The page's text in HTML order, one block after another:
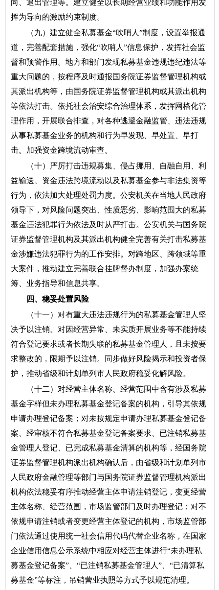
向、退出管理等。建立健全以长期经营业绩和功能作用发
挥为导向的激励约束制度。
（九）建立健全私募基金“吹哨人”制度，设置举报通
道，完善配套措施，强化“吹哨人”信息保护，发挥社会监
督和预警作用。地方和部门发现私募基金违规违纪违法等
重大问题的，按程序及时通报国务院证券监督管理机构或
其派出机构等，由国务院证券监督管理机构或其派出机构
等依法打击。依托社会治安综合治理体系，发挥网格化管
理作用，开展联合排查，对各种逃避金融监管、违法违规
从事私募基金业务的机构和行为早发现、早处置、早打
击。加强资金跨境流动审查。
（十）严厉打击违规募集、侵占挪用、自融自用、利
益输送、资金违法跨境流动以及私募基金参与非法集资等
行为，依法加大处理处罚力度。公安机关在当地人民政府
领导下，对风险问题突出、性质恶劣、影响范围大的私募
基金违法犯罪行为依法及时从严打击。公安机关与国务院
证券监督管理机构及其派出机构健全完善有关打击私募基
金涉嫌违法犯罪行为的工作安排。对跨地区、跨领域等重
大案件，推动建立完善联合挂牌督办制度，加强办案统
筹、业务指导和信息共享。
四、稳妥处置风险
（十一）对有重大违法违规行为的私募基金管理人坚
决予以注销。对因经营异常、未实质开展业务等不能持续
符合登记要求或者长期失联的私募基金管理人，且未按要
求整改的，限期予以注销。同步做好风险揭示和投资者保
护，推动省级和计划单列市人民政府稳妥化解风险。
（十二）对经营主体名称、经营范围中含有涉及私募
基金字样但未办理私募基金登记备案的机构，引导其依规
申请办理登记备案；对未按规定申请办理私募基金登记备
案、经审核不符合私募基金登记备案要求、已注销私募基
金管理人登记、已完成私募基金清算的机构等，经国务院
证券监督管理机构派出机构确认后，由省级和计划单列市
人民政府金融管理等部门与国务院证券监督管理机构派出
机构依法稳妥有序推动经营主体申请注销登记，变更经营
主体名称、经营范围，市场监管部门及时办理登记；对不
依规申请注销或者变更经营主体登记的机构，市场监管部
门依法通过使用统一社会信用代码代替企业名称，在国家
企业信用信息公示系统中相应对经营主体进行“未办理私
募基金登记备案”、“已注销私募基金管理人”、“已清算私
募基金”等标注，吊销营业执照等方式予以规范清理。